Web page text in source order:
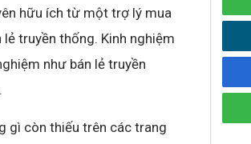
hữu ích từ một trợ lý mua
truyền thống. Kinh nghiệm
như bán lẻ truyền
gì còn thiếu trên các trang